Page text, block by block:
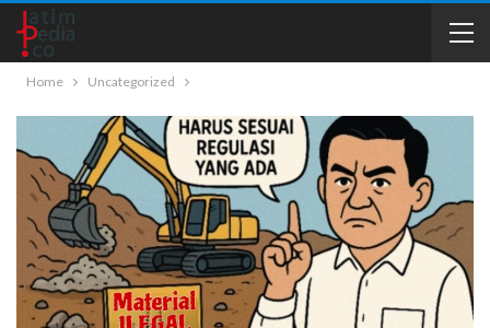
Home Uncategorized